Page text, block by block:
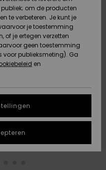
het
om de producten
te verbeteren. Je kunt je
je toestemming
of je ertegen verzetten
geen toestemming
publieksmeting). Ga
en